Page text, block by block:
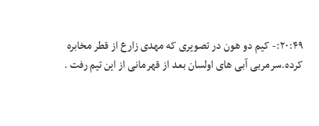
۲۰:۴۹:- کیم دو هون در تصویری که مهدی زارع از قطر مخابره
کرده.سرمربی آبی های اولسان بعد از قهرمانی از این تیم رفت .